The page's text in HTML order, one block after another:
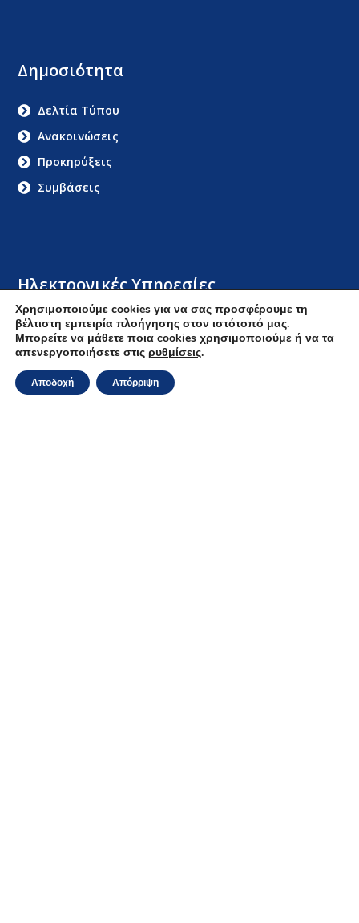
Ηλεκτρονικές Υπηρεσίες
E-Αιτήσεις
Μητρώο Προπονητών
Μητρώο Αθλητικών Σωματείων Με Ειδική Αθλητική
Αναγνώριση
Δημοσιότητα
Δελτία Τύπου
Ανακοινώσεις
Προκηρύξεις
Συμβάσεις
Χρησιμοποιούμε cookies για να σας προσφέρουμε τη
βέλτιστη εμπειρία πλοήγησης στον ιστότοπό μας.
Μπορείτε να μάθετε ποια cookies χρησιμοποιούμε ή να τα
απενεργοποιήσετε στις ρυθμίσεις.
Αποδοχή Απόρριψη